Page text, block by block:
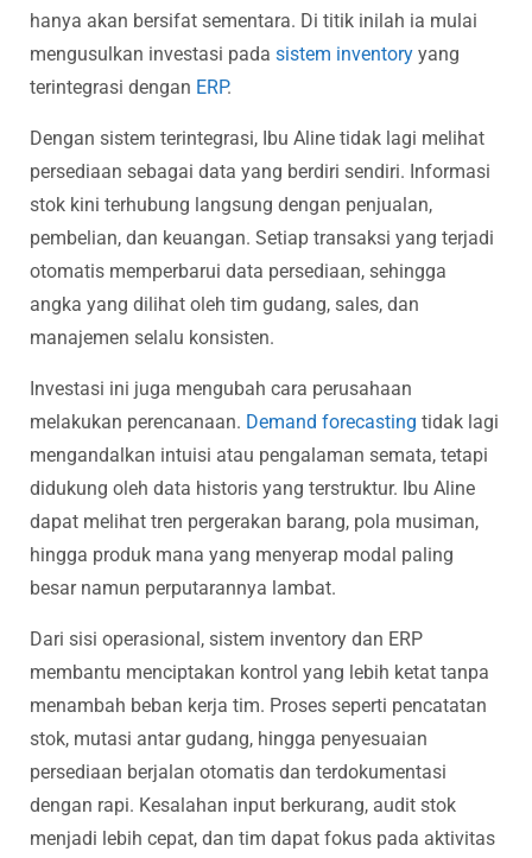
hanya akan bersifat sementara. Di titik inilah ia mulai
mengusulkan investasi pada sistem inventory yang
terintegrasi dengan ERP.
Dengan sistem terintegrasi, Ibu Aline tidak lagi melihat
persediaan sebagai data yang berdiri sendiri. Informasi
stok kini terhubung langsung dengan penjualan,
pembelian, dan keuangan. Setiap transaksi yang terjadi
otomatis memperbarui data persediaan, sehingga
angka yang dilihat oleh tim gudang, sales, dan
manajemen selalu konsisten.
Investasi ini juga mengubah cara perusahaan
melakukan perencanaan. Demand forecasting tidak lagi
mengandalkan intuisi atau pengalaman semata, tetapi
didukung oleh data historis yang terstruktur. Ibu Aline
dapat melihat tren pergerakan barang, pola musiman,
hingga produk mana yang menyerap modal paling
besar namun perputarannya lambat.
Dari sisi operasional, sistem inventory dan ERP
membantu menciptakan kontrol yang lebih ketat tanpa
menambah beban kerja tim. Proses seperti pencatatan
stok, mutasi antar gudang, hingga penyesuaian
persediaan berjalan otomatis dan terdokumentasi
dengan rapi. Kesalahan input berkurang, audit stok
menjadi lebih cepat, dan tim dapat fokus pada aktivitas